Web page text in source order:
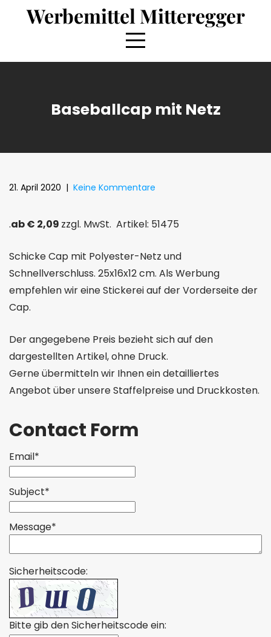
Werbemittel Mitteregger
Baseballcap mit Netz
21. April 2020 | Keine Kommentare
.ab € 2,09 zzgl. MwSt. Artikel: 51475
Schicke Cap mit Polyester-Netz und
Schnellverschluss. 25x16x12 cm. Als Werbung
empfehlen wir eine Stickerei auf der Vorderseite der
Cap.
Der angegebene Preis bezieht sich auf den
dargestellten Artikel, ohne Druck.
Gerne übermitteln wir Ihnen ein detailliertes
Angebot über unsere Staffelpreise und Druckkosten.
Contact Form
Email*
Subject*
Message*
Sicherheitscode:
Bitte gib den Sicherheitscode ein: